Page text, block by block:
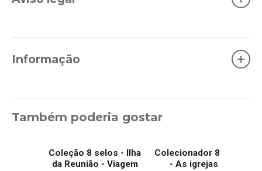
Informação +
Também poderia gostar
Coleção 8 selos - Ilha
da Reunião - Viagem
Colecionador 8 selos
- As igrejas da